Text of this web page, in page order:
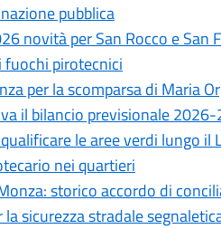
pubblica
novità per San Rocco e San
fuochi pirotecnici
per la scomparsa di Maria
il bilancio previsionale
le aree verdi lungo il
nei quartieri
storico accordo di
sicurezza stradale